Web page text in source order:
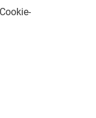
Cookie-